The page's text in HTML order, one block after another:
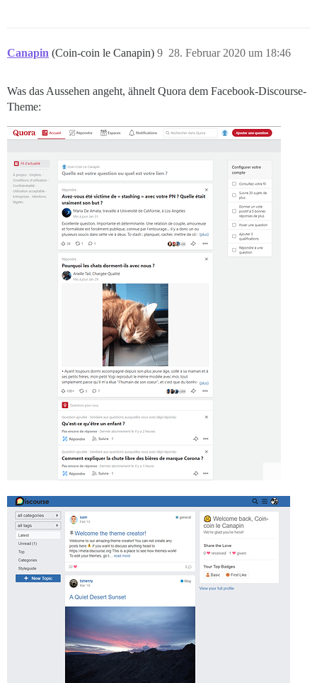
Canapin (Coin-coin le Canapin) 28. Februar 2020 um 18:46
9
Was das Aussehen angeht, ähnelt Quora dem Facebook-Discourse-
Theme: